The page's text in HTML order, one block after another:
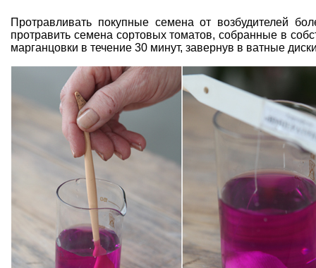
Протравливать покупные семена от возбудителей
протравить семена сортовых томатов, собранные в
марганцовки в течение 30 минут, завернув в ватные